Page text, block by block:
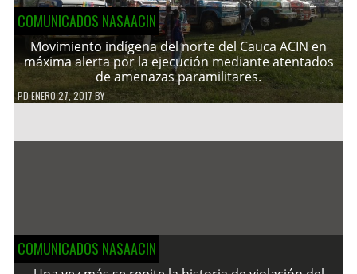
COMUNICADOS NASAACIN
Movimiento indígena del norte del Cauca ACIN en
máxima alerta por la ejecución mediante atentados
de amenazas paramilitares.
PDENERO 27, 2017 BY
COMUNICADOS NASAACIN